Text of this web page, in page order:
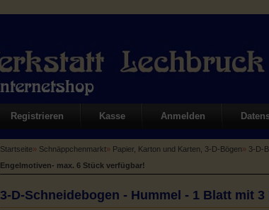
Registrieren Kasse Anmelden
Startseite» Schnäppchenmarkt» Papier, Karton und Karten, 3-D-Bögen» 3-D-
Engelmotiven- max. 6 Stück verfügbar!
3-D-Schneidebogen - Hummel - 1 Blatt mit